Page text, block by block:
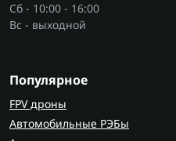
Сб - 10:00 - 16:00
Вс - выходной
Популярное
FPV дроны
Автомобильные РЭБы